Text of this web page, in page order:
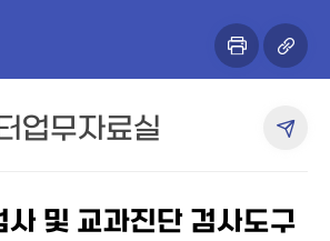
업무자료실
및 교과진단 검사도구